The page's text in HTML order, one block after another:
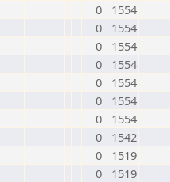
0
1554
0
1554
0
1554
0
1554
0
1554
0
1554
0
1554
0
1542
0
1519
0
1519